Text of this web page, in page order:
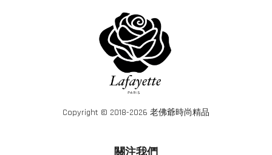
Copyright © 2018-2026 老佛爺時尚精品